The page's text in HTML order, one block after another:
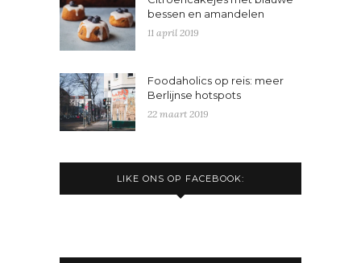
bessen en amandelen
11 april 2019
Foodaholics op reis: meer
Berlijnse hotspots
22 maart 2019
LIKE ONS OP FACEBOOK: